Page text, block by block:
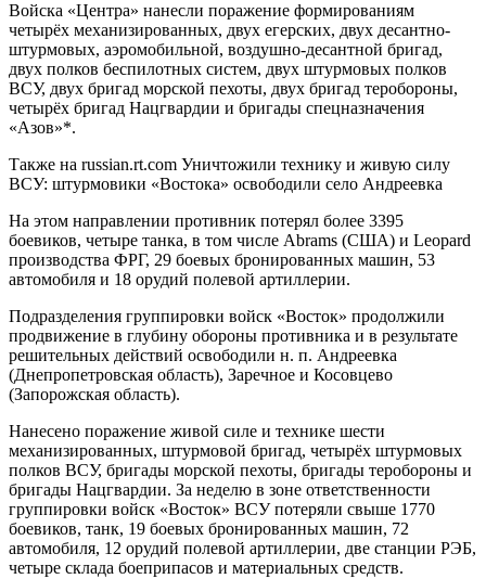
Войска «Центра» нанесли поражение формированиям
четырёх механизированных, двух егерских, двух десантно-
штурмовых, аэромобильной, воздушно-десантной бригад,
двух полков беспилотных систем, двух штурмовых полков
ВСУ, двух бригад морской пехоты, двух бригад теробороны,
четырёх бригад Нацгвардии и бригады спецназначения
«Азов»*.
Также на russian.rt.com Уничтожили технику и живую силу
ВСУ: штурмовики «Востока» освободили село Андреевка
На этом направлении противник потерял более 3395
боевиков, четыре танка, в том числе Abrams (США) и Leopard
производства ФРГ, 29 боевых бронированных машин, 53
автомобиля и 18 орудий полевой артиллерии.
Подразделения группировки войск «Восток» продолжили
продвижение в глубину обороны противника и в результате
решительных действий освободили н. п. Андреевка
(Днепропетровская область), Заречное и Косовцево
(Запорожская область).
Нанесено поражение живой силе и технике шести
механизированных, штурмовой бригад, четырёх штурмовых
полков ВСУ, бригады морской пехоты, бригады теробороны и
бригады Нацгвардии. За неделю в зоне ответственности
группировки войск «Восток» ВСУ потеряли свыше 1770
боевиков, танк, 19 боевых бронированных машин, 72
автомобиля, 12 орудий полевой артиллерии, две станции РЭБ,
четыре склада боеприпасов и материальных средств.